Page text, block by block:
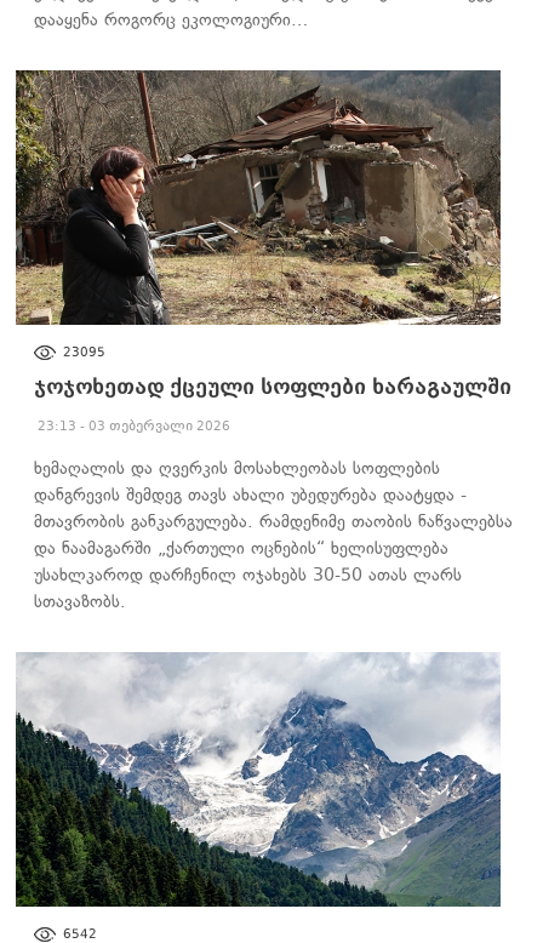
დააყენა როგორც ეკოლოგიური…
23095
ჯოჯოხეთად ქცეული სოფლები ხარაგაულში
23:13 - 03 თებერვალი 2026
ხემაღალის და ღვერკის მოსახლეობას სოფლების
დანგრევის შემდეგ თავს ახალი უბედურება დაატყდა -
მთავრობის განკარგულება. რამდენიმე თაობის ნაწვალებსა
და ნაამაგარში „ქართული ოცნების“ ხელისუფლება
უსახლკაროდ დარჩენილ ოჯახებს 30-50 ათას ლარს
სთავაზობს.
6542